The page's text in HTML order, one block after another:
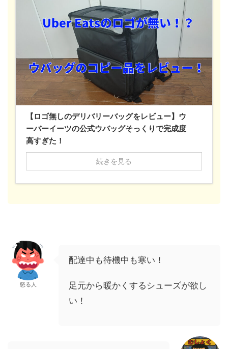
【ロゴ無しのデリバリーバッグをレビュー】ウ
ーバーイーツの公式ウバッグそっくりで完成度
高すぎた！
続きを見る
怒る人
配達中も待機中も寒い！
足元から暖かくするシューズが欲し
い！